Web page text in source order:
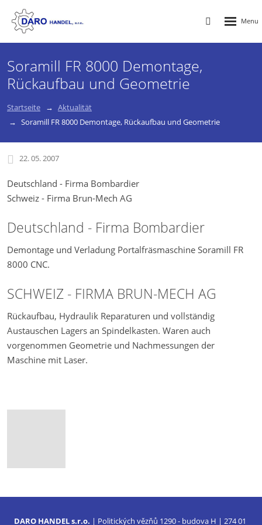
Vyhledávání
Soramill FR 8000 Demontage,
Rückaufbau und Geometrie
Startseite
Aktualität
Soramill FR 8000 Demontage, Rückaufbau und Geometrie
22. 05. 2007
Deutschland - Firma Bombardier
Schweiz - Firma Brun-Mech AG
Deutschland - Firma Bombardier
Demontage und Verladung Portalfräsmaschine Soramill FR
8000 CNC.
SCHWEIZ - FIRMA BRUN-MECH AG
Rückaufbau, Hydraulik Reparaturen und vollständig
Austauschen Lagers an Spindelkasten. Waren auch
vorgenommen Geometrie und Nachmessungen der
Maschine mit Laser.
DARO HANDEL s.r.o. | Politických vězňů 1290 - budova H | 274 01